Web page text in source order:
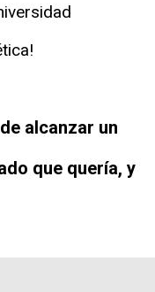
alcanzar un
que quería, y